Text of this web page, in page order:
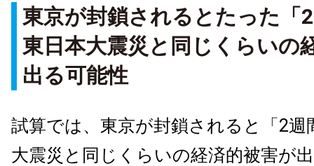
東京が封鎖されるとたった「
東日本大震災と同じくらいの
出る可能性
試算では、東京が封鎖されると「2週
大震災と同じくらいの経済的被害が